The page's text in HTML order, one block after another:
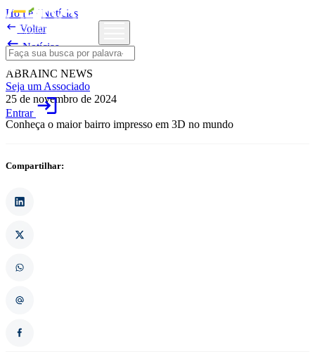
Seja um Associado
Entrarlogin
Home/Notícias
 Voltar
Notícias
ABRAINC NEWS
25 de novembro de 2024
Conheça o maior bairro impresso em 3D no mundo
Compartilhar: